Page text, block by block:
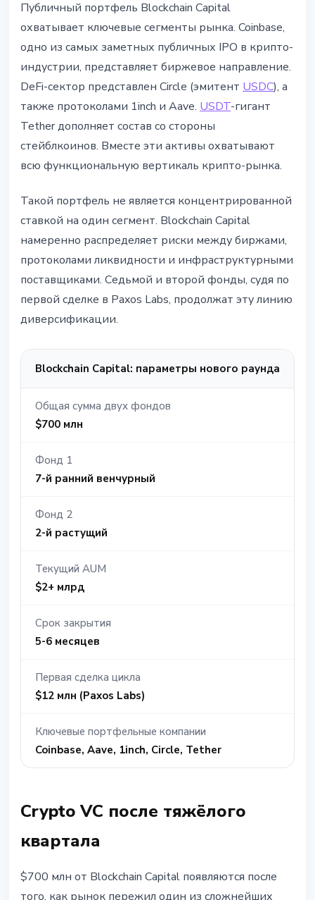
Публичный портфель Blockchain Capital
охватывает ключевые сегменты рынка. Coinbase,
одно из самых заметных публичных IPO в крипто-
индустрии, представляет биржевое направление.
DeFi-сектор представлен Circle (эмитент USDC), а
также протоколами 1inch и Aave. USDT-гигант
Tether дополняет состав со стороны
стейблкоинов. Вместе эти активы охватывают
всю функциональную вертикаль крипто-рынка.
Такой портфель не является концентрированной
ставкой на один сегмент. Blockchain Capital
намеренно распределяет риски между биржами,
протоколами ликвидности и инфраструктурными
поставщиками. Седьмой и второй фонды, судя по
первой сделке в Paxos Labs, продолжат эту линию
диверсификации.
Blockchain Capital: параметры нового раунда
Общая сумма двух фондов
$700 млн
Фонд 1
7-й ранний венчурный
Фонд 2
2-й растущий
Текущий AUM
$2+ млрд
Срок закрытия
5-6 месяцев
Первая сделка цикла
$12 млн (Paxos Labs)
Ключевые портфельные компании
Coinbase, Aave, 1inch, Circle, Tether
Crypto VC после тяжёлого
квартала
$700 млн от Blockchain Capital появляются после
того, как рынок пережил один из сложнейших